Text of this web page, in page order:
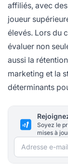
affiliés, avec
joueur
élevés. Lors du
évaluer non
aussi la
marketing et la
déterminants
Soyez le
mises à
Adresse e-mail